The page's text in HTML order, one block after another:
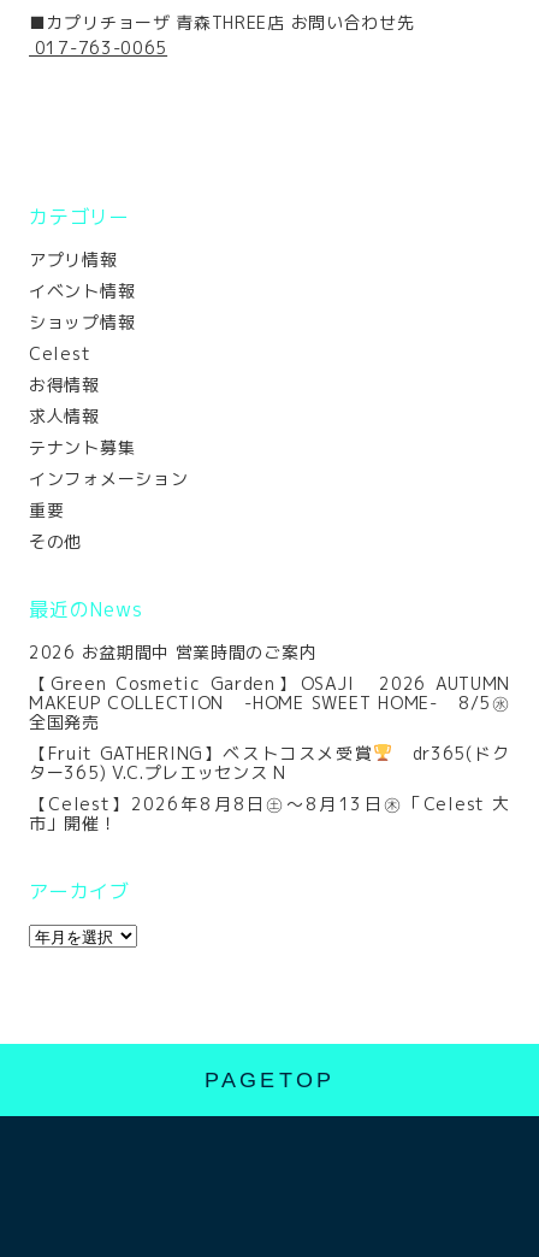
■カプリチョーザ 青森THREE店 お問い合わせ先
017-763-0065
カテゴリー
アプリ情報
イベント情報
ショップ情報
Celest
お得情報
求人情報
テナント募集
インフォメーション
重要
その他
最近のNews
2026 お盆期間中 営業時間のご案内
【Green Cosmetic Garden】OSAJI 2026 AUTUMN
MAKEUP COLLECTION -HOME SWEET HOME- 8/5㊌
全国発売
【Fruit GATHERING】ベストコスメ受賞
dr365(ドク
ター365) V.C.プレエッセンス N
【Celest】2026年8月8日㊏～8月13日㊍「Celest 大
市」開催！
アーカイブ
PAGETOP